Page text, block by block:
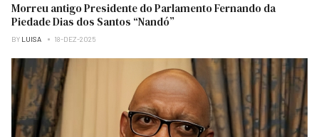
Morreu antigo Presidente do Parlamento Fernando da
Piedade Dias dos Santos “Nandó”
BY LUISA 18-DEZ-2025